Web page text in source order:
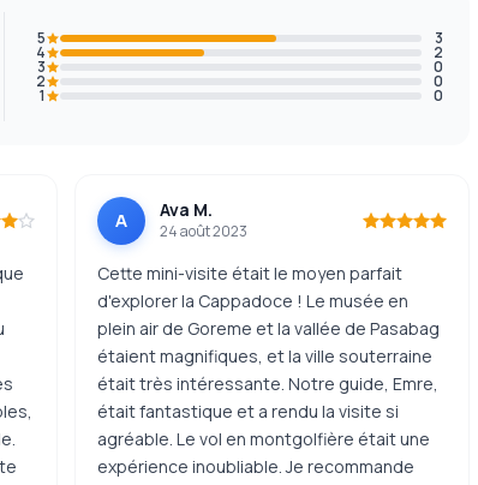
5 3
4 2
3 0
2 0
1 0
A Ava M.
24 août 2023
Cette mini-visite était le moyen parfait
d'explorer la Cappadoce ! Le musée en
plein air de Goreme et la vallée de Pasabag
étaient magnifiques, et la ville souterraine
était très intéressante. Notre guide, Emre,
était fantastique et a rendu la visite si
agréable. Le vol en montgolfière était une
expérience inoubliable. Je recommande